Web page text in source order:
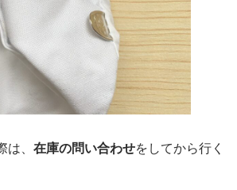
は、 在庫の問い合わせをしてから行く